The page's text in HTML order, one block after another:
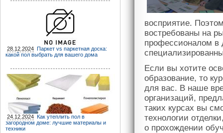
28.12.2024 Паркет vs паркетная доска:
какой пол выбрать для вашего дома
24.12.2024 Как утеплить пол в
загородном доме: лучшие материалы и
техники
восприятие.
востребованы на
профессионалом в
Если вы хотите
образование, то
для вас. В наше
организаций,
таких курсах вы
технологии
о прохождении